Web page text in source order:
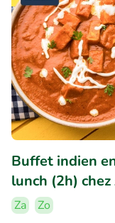
Buffet indien
lunch (2h)
Za
Zo